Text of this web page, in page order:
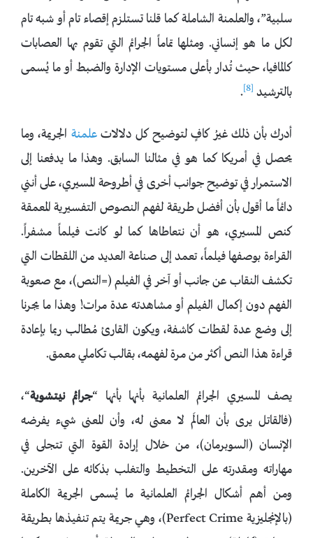
سلبية”، والعلمنة الشاملة كما قلنا تستلزم إقصاء تام أو شبه تام
لكل ما هو إنساني. ومثلها تماماً الجرائم التي تقوم بها العصابات
كالمافيا، حيث تُدار بأعلى مستويات الإدارة والضبط أو ما يُسمى
بالترشيد [8]
.
أدرك بأن ذلك غيرُ كافٍ لتوضيح كل دلالاتعلمنة الجريمة، وما
يحصل في أمريكا كما هو في مثالنا السابق. وهذا ما يدفعنا إلى
الاستمرار في توضيح جوانب أخرى في أطروحة المسيري، على أنني
دائماً ما أقول بأن أفضل طريقة لفهم النصوص التفسيرية المعمقة
كنص المسيري، هو أن نتعاطاها كما لو كانت فيلماً مشفراً.
القراءة بوصفها فيلماً، تعمد إلى صناعة العديد من اللقطات التي
تكشف النقاب عن جانب أو آخر في الفيلم (=النص)، مع صعوبة
الفهم دون إكمال الفيلم أو مشاهدته عدة مرات! وهذا ما يجرنا
إلى وضع عدة لقطات كاشفة، ويكون القارئ مُطالب ربما بإعادة
قراءة هذا النص أكثر من مرة لفهمه، بقالب تكاملي معمق.
يصف المسيري الجرائم العلمانية بأنها بأنها “جرائم نيتشوية“،
(فالقاتل يرى بأن العالَم لا معنى له، وأن المعنى شيء يفرضه
الإنسان (السوبرمان)، من خلال إرادة القوة التي تتجلى في
مهاراته ومقدرته على التخطيط والتغلب بذكائه على الآخرين.
ومن أهم أشكال الجرائم العلمانية ما يُسمى الجريمة الكاملة
(بالإنجليزية Perfect Crime)، وهي جريمة يتم تنفيذها بطريقة